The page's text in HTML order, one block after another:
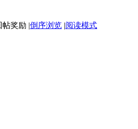
|倒序浏览 |阅读模式